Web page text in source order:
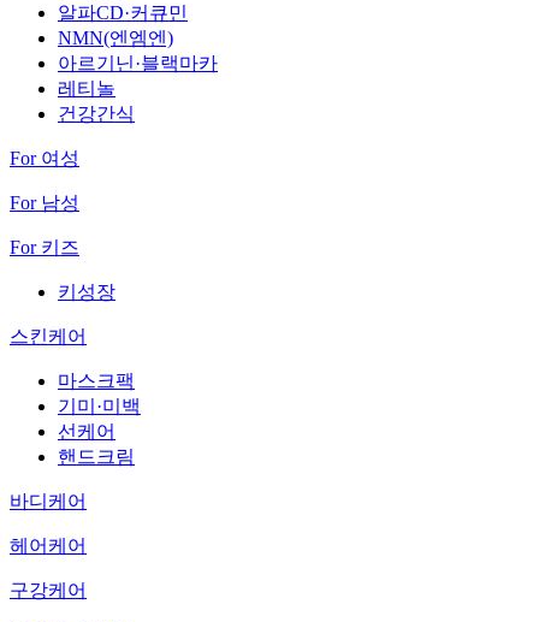
알파CD·커큐민
NMN(엔엠엔)
아르기닌·블랙마카
레티놀
건강간식
For 여성
For 남성
For 키즈
키성장
스킨케어
마스크팩
기미·미백
선케어
핸드크림
바디케어
헤어케어
구강케어